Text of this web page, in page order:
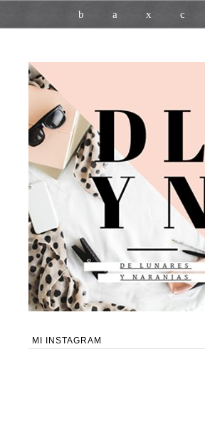
b a x c
MI INSTAGRAM